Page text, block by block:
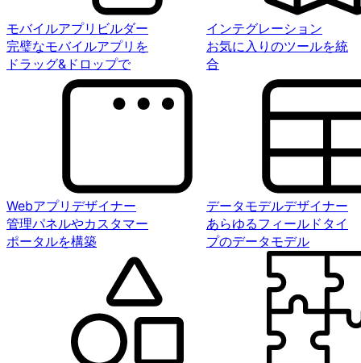
モバイルアプリビルダー
完璧なモバイルアプリを
ドラッグ&ドロップで
インテグレーション
お気に入りのツールを統
合
Webアプリデザイナー
管理パネルやカスタマー
ポータルを構築
データモデルデザイナー
あらゆるフィールドタイ
プのデータモデル